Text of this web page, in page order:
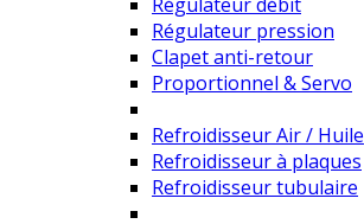
Régulateur pression
Clapet anti-retour
Proportionnel & Servo
Refroidisseur Air / Huile
Refroidisseur à plaques
Refroidisseur tubulaire